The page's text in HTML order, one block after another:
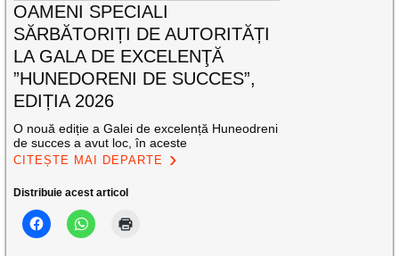
OAMENI SPECIALI
SĂRBĂTORIȚI DE AUTORITĂȚI
LA GALA DE EXCELENŢĂ
”HUNEDORENI DE SUCCES”,
EDIȚIA 2026
O nouă ediție a Galei de excelență Huneodreni
de succes a avut loc, în aceste
CITEȘTE MAI DEPARTE
Distribuie acest articol